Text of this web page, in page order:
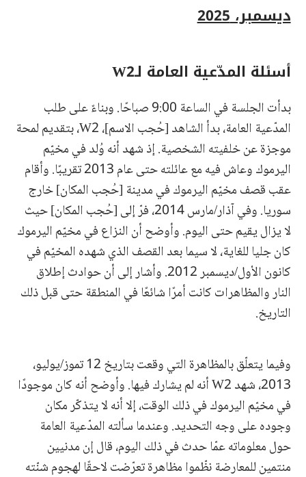
ديسمبر، 2025
أسئلة المدّعية العامة لـW2
بدأت الجلسة في الساعة 9:00 صباحًا. وبناءً على طلب
المدّعية العامة، بدأ الشاهد [حُجب الاسم]، W2، بتقديم لمحة
موجزة عن خلفيته الشخصية. إذ شهد أنه وُلد في مخيّم
اليرموك وعاش فيه مع عائلته حتى عام 2013 تقريبًا. وأقام
عقب قصف مخيّم اليرموك في مدينة [حُجب المكان] خارج
سوريا. وفي آذار/مارس 2014، فرّ إلى [حُجب المكان] حيث
لا يزال يقيم حتى اليوم. وأوضح أن النزاع في مخيّم اليرموك
كان جليا للغاية، لا سيما بعد القصف الذي شهده المخيّم في
كانون الأول/ديسمبر 2012. وأشار إلى أن حوادث إطلاق
النار والمظاهرات كانت أمرًا شائعًا في المنطقة حتى قبل ذلك
التاريخ.
وفيما يتعلّق بالمظاهرة التي وقعت بتاريخ 12 تموز/يوليو،
2013، شهد W2 أنه لم يشارك فيها. وأوضح أنه كان موجودًا
في مخيّم اليرموك في ذلك الوقت، إلا أنه لا يتذكّر مكان
وجوده على وجه التحديد. وعندما سألته المدّعية العامة
حول معلوماته عمّا حدث في ذلك اليوم، قال إن مدنيين
منتمين للمعارضة نظّموا مظاهرة تعرّضت لاحقًا لهجوم شنّته